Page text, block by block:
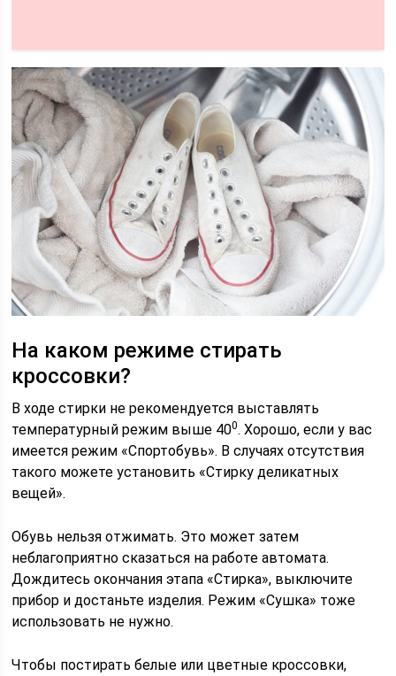
На каком режиме стирать
кроссовки?
В ходе стирки не рекомендуется выставлять
температурный режим выше 400. Хорошо, если у вас
имеется режим «Спортобувь». В случаях отсутствия
такого можете установить «Стирку деликатных
вещей».
Обувь нельзя отжимать. Это может затем
неблагоприятно сказаться на работе автомата.
Дождитесь окончания этапа «Стирка», выключите
прибор и достаньте изделия. Режим «Сушка» тоже
использовать не нужно.
Чтобы постирать белые или цветные кроссовки,